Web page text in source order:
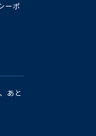
ーポ
あと